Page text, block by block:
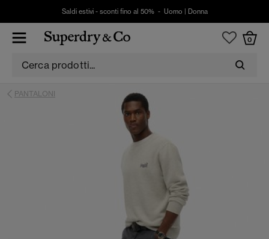
Saldi estivi - sconti fino al 50% - Uomo Donna
0
PANTALONI